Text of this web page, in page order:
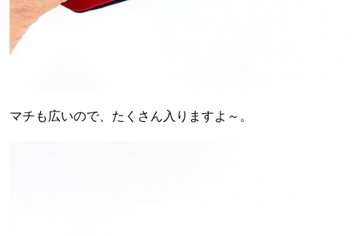
マチも広いので、たくさん入りますよ～。